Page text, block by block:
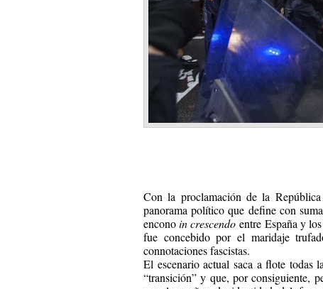
Con la proclamación de la
panorama político que define con
enconoin crescendo entre España y
fue concebido por el maridaje
connotaciones fascistas.
El escenario actual saca a flote todas
“transición” y que, por consiguiente,